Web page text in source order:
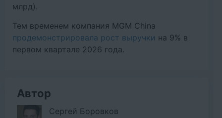
млрд).
Тем временем компания MGM China
продемонстрировала рост выручки на 9% в
первом квартале 2026 года.
Автор
Сергей Боровков